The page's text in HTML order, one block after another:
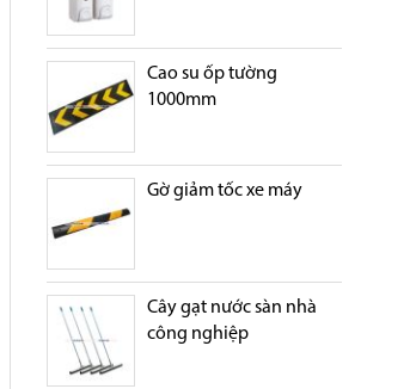
Cao su ốp tường
1000mm
Gờ giảm tốc xe máy
Cây gạt nước sàn nhà
công nghiệp